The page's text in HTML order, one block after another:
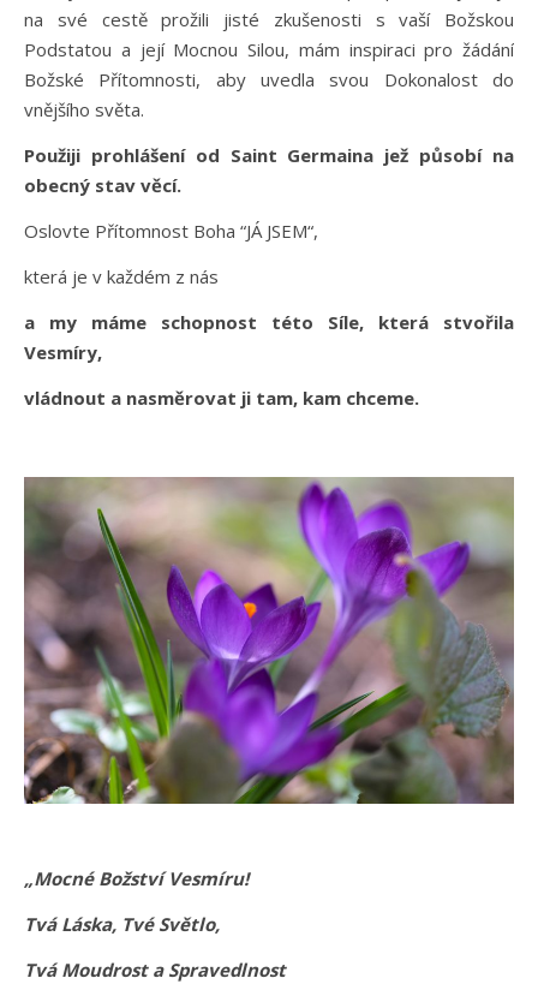
na své cestě prožili jisté zkušenosti s vaší Božskou
Podstatou a její Mocnou Silou, mám inspiraci pro žádání
Božské Přítomnosti, aby uvedla svou Dokonalost do
vnějšího světa.
Použiji prohlášení od Saint Germaina jež působí na
obecný stav věcí.
Oslovte Přítomnost Boha “JÁ JSEM“,
která je v každém z nás
a my máme schopnost této Síle, která stvořila
Vesmíry,
vládnout a nasměrovat ji tam, kam chceme.
„Mocné Božství Vesmíru!
Tvá Láska, Tvé Světlo,
Tvá Moudrost a Spravedlnost